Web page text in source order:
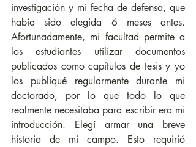
investigación y mi fecha de defensa, que
había sido elegida 6 meses antes.
Afortunadamente, mi facultad permite a
los estudiantes utilizar documentos
publicados como capítulos de tesis y yo
los publiqué regularmente durante mi
doctorado, por lo que todo lo que
realmente necesitaba para escribir era mi
introducción. Elegí armar una breve
historia de mi campo. Esto requirió